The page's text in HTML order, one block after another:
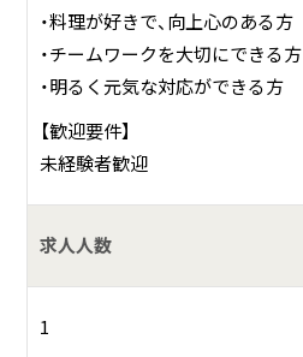
・料理が好きで、向上心のある方
・チームワークを大切にできる方
・明るく元気な対応ができる方
【歓迎要件】
未経験者歓迎
求人人数
1